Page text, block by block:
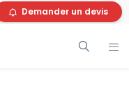
Demander un devis